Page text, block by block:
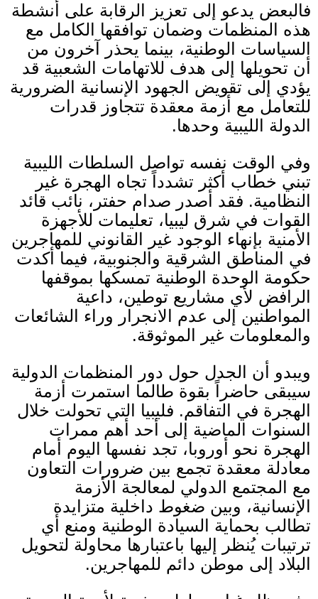
فالبعض يدعو إلى تعزيز الرقابة على أنشطة
هذه المنظمات وضمان توافقها الكامل مع
السياسات الوطنية، بينما يحذر آخرون من
أن تحويلها إلى هدف للاتهامات الشعبية قد
يؤدي إلى تقويض الجهود الإنسانية الضرورية
للتعامل مع أزمة معقدة تتجاوز قدرات
الدولة الليبية وحدها.
وفي الوقت نفسه تواصل السلطات الليبية
تبني خطاب أكثر تشدداً تجاه الهجرة غير
النظامية. فقد أصدر صدام حفتر، نائب قائد
القوات في شرق ليبيا، تعليمات للأجهزة
الأمنية بإنهاء الوجود غير القانوني للمهاجرين
في المناطق الشرقية والجنوبية، فيما أكدت
حكومة الوحدة الوطنية تمسكها بموقفها
الرافض لأي مشاريع توطين، داعية
المواطنين إلى عدم الانجرار وراء الشائعات
والمعلومات غير الموثوقة.
ويبدو أن الجدل حول دور المنظمات الدولية
سيبقى حاضراً بقوة طالما استمرت أزمة
الهجرة في التفاقم. فليبيا التي تحولت خلال
السنوات الماضية إلى أحد أهم ممرات
الهجرة نحو أوروبا، تجد نفسها اليوم أمام
معادلة معقدة تجمع بين ضرورات التعاون
مع المجتمع الدولي لمعالجة الأزمة
الإنسانية، وبين ضغوط داخلية متزايدة
تطالب بحماية السيادة الوطنية ومنع أي
ترتيبات يُنظر إليها باعتبارها محاولة لتحويل
البلاد إلى موطن دائم للمهاجرين.